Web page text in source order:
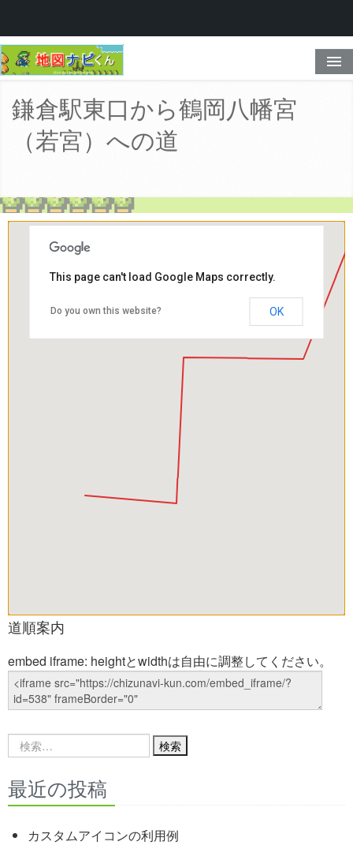
ホーム
もう、迷わせない
料金プラン
鎌倉駅東口から鶴岡八幡宮
（若宮）への道
This page can't load Google Maps correctly.
Do you own this website? OK
道順案内
embed iframe: heightとwidthは自由に調整してください。
Search
for:
最近の投稿
カスタムアイコンの利用例